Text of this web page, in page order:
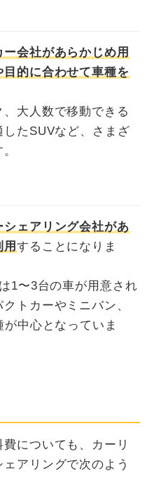
ー会社があらかじめ用
的に合わせて車種を
大人数で移動できる
したSUVなど、さまざ
シェアリング会社があ
用することになりま
1〜3台の車が用意され
トカーやミニバン、
中心となっていま
についても、カーリ
アリングで次のよう